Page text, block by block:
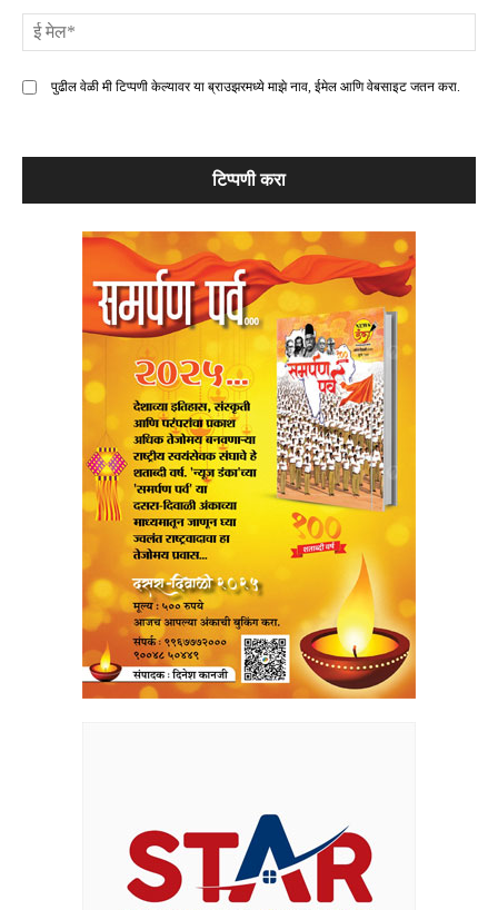
पुढील वेळी मी टिप्पणी केल्यावर या ब्राउझरमध्ये माझे नाव, ईमेल आणि वेबसाइट जतन करा.